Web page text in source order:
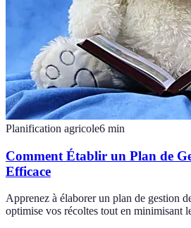
Planification agricole6 min
Comment Établir un Plan de
Efficace
Apprenez à élaborer un plan de gestion
optimise vos récoltes tout en minimisant